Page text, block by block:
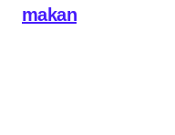
makan